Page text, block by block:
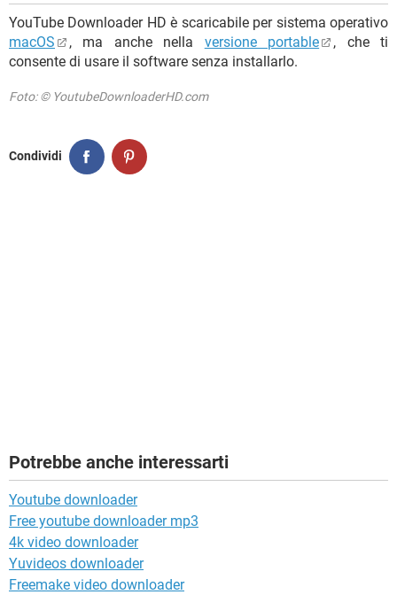
YouTube Downloader HD è scaricabile per sistema operativo
macOS
, ma anche nella versione portable
, che ti
consente di usare il software senza installarlo.
Foto: © YoutubeDownloaderHD.com
Condividi
Potrebbe anche interessarti
Youtube downloader
Free youtube downloader mp3
4k video downloader
Yuvideos downloader
Freemake video downloader